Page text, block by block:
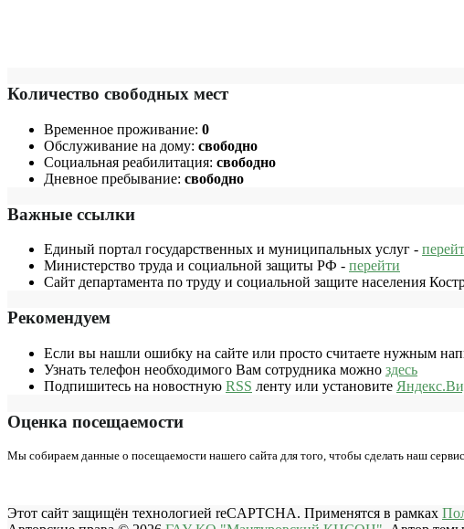
Количество свободных мест
Временное проживание: 0
Обслуживание на дому: свободно
Социальная реабилитация: свободно
Дневное пребывание: свободно
Важные ссылки
Единый портал государственных и муниципальных услуг -
Министерство труда и социальной защиты РФ - перейти
Сайт департамента по труду и социальной защите населения
Рекомендуем
Если вы нашли ошибку на сайте или просто считаете нужным
Узнать телефон необходимого Вам сотрудника можно здесь
Подпишитесь на новостную RSS ленту или установите
Оценка посещаемости
Мы собираем данные о посещаемости нашего сайта для того, чтобы сделать наш
Этот сайт защищён технологией reCAPTCHA. Применятся в рамках